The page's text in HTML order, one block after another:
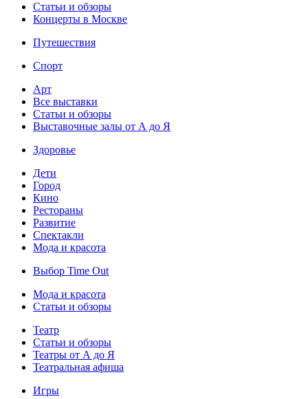
Статьи и обзоры
Концерты в Москве
Путешествия
Спорт
Арт
Все выставки
Статьи и обзоры
Выставочные залы от А до Я
Здоровье
Дети
Город
Кино
Рестораны
Развитие
Спектакли
Мода и красота
Выбор Time Out
Мода и красота
Статьи и обзоры
Театр
Статьи и обзоры
Театры от А до Я
Театральная афиша
Игры